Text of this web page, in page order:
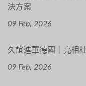
決方案
09 Feb, 2026
久誼進軍德國｜亮相
09 Feb, 2026